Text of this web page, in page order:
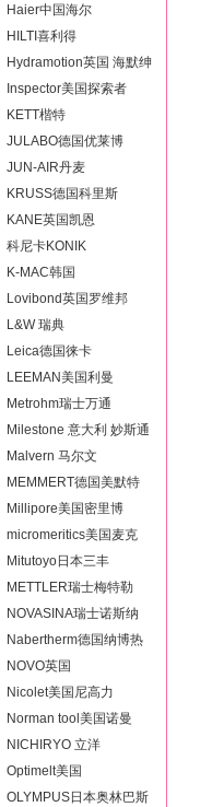
Haier中国海尔
HILTI喜利得
Hydramotion英国 海默绅
Inspector美国探索者
KETT楷特
JULABO德国优莱博
JUN-AIR丹麦
KRUSS德国科里斯
KANE英国凯恩
科尼卡KONIK
K-MAC韩国
Lovibond英国罗维邦
L&W 瑞典
Leica德国徕卡
LEEMAN美国利曼
Metrohm瑞士万通
Milestone 意大利 妙斯通
Malvern 马尔文
MEMMERT德国美默特
Millipore美国密里博
micromeritics美国麦克
Mitutoyo日本三丰
METTLER瑞士梅特勒
NOVASINA瑞士诺斯纳
Nabertherm德国纳博热
NOVO英国
Nicolet美国尼高力
Norman tool美国诺曼
NICHIRYO 立洋
Optimelt美国
OLYMPUS日本奥林巴斯